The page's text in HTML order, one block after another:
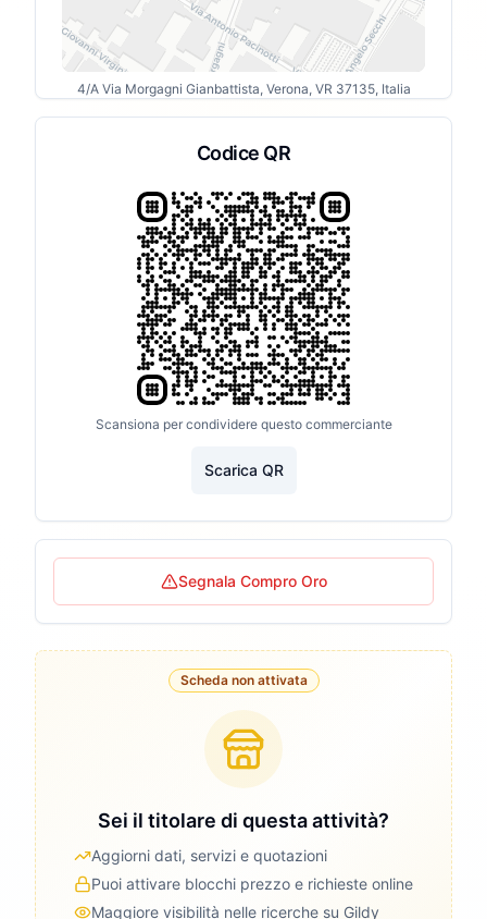
4/A Via Morgagni Gianbattista, Verona, VR 37135, Italia
Codice QR
Scansiona per condividere questo commerciante
Scarica QR
Segnala Compro Oro
Scheda non attivata
Sei il titolare di questa attività?
Aggiorni dati, servizi e quotazioni
Puoi attivare blocchi prezzo e richieste online
Maggiore visibilità nelle ricerche su Gildy